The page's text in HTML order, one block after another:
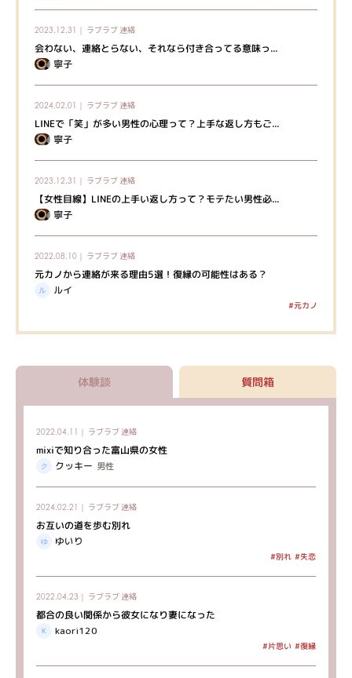
2023.12.31｜ ラブラブ 連絡
会わない、連絡とらない、それなら付き合ってる意味っ...
寧子
2024.02.01｜ ラブラブ 連絡
LINEで「笑」が多い男性の心理って？上手な返し方もご...
寧子
2023.12.31｜ ラブラブ 連絡
【女性目線】LINEの上手い返し方って？モテたい男性必...
寧子
2022.08.10｜ ラブラブ 連絡
元カノから連絡が来る理由5選！復縁の可能性はある？
ルイ
#元カノ
体験談 質問箱
2022.04.11｜ ラブラブ 連絡
mixiで知り合った富山県の女性
クッキー 男性
2024.02.21｜ ラブラブ 連絡
お互いの道を歩む別れ
ゆいり
#別れ #失恋
2022.04.23｜ ラブラブ 連絡
都合の良い関係から彼女になり妻になった
kaori120
#片思い #復縁